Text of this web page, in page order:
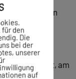
stiegen
Wasser des
Kilometer-
eingeschmiert, am
für den
Die
bei der
unserer
auf